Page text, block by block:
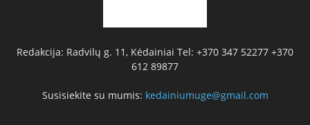
Redakcija: Radvilų g. 11, Kėdainiai Tel: +370 347 52277 +370
612 89877
Susisiekite su mumis: kedainiumuge@gmail.com